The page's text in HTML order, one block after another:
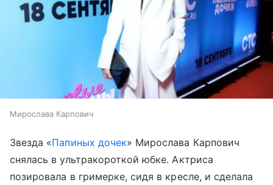
Мирослава Карпович
Звезда «Папиных дочек» Мирослава Карпович
снялась в ультракороткой юбке. Актриса
позировала в гримерке, сидя в кресле, и сделала